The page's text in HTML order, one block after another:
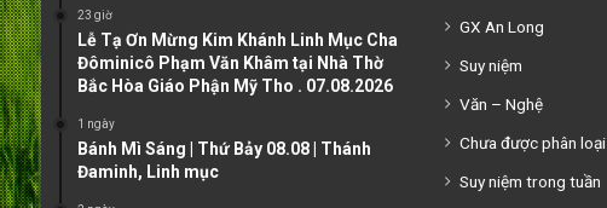
23 giờ
Lễ Tạ Ơn Mừng Kim Khánh Linh Mục Cha
Đôminicô Phạm Văn Khâm tại Nhà Thờ
Bắc Hòa Giáo Phận Mỹ Tho . 07.08.2026
1 ngày
Bánh Mì Sáng | Thứ Bảy 08.08 | Thánh
Đaminh, Linh mục
GX An Long
Suy niệm
Văn – Nghệ
Chưa được phân loại
Suy niệm trong tuần